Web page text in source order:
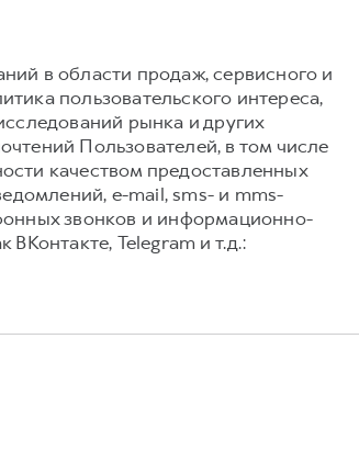
в области продаж, сервисного и
пользовательского интереса,
рынка и других
Пользователей, в том числе
качеством предоставленных
e-mail, sms- и mms-
звонков и информационно-
Telegram и т.д.: